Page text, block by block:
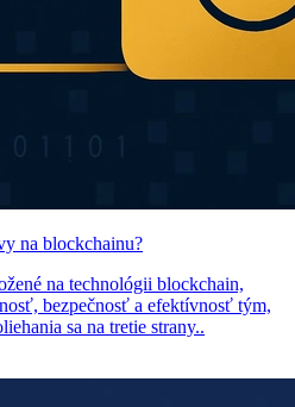
na blockchainu?
na technológii blockchain,
bezpečnosť a efektívnosť tým,
sa na tretie strany..